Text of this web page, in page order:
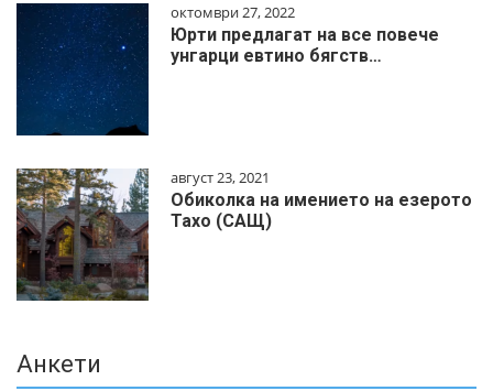
октомври 27, 2022
Юрти предлагат на все повече
унгарци евтино бягств…
август 23, 2021
Обиколка на имението на езерото
Тахо (САЩ)
Анкети